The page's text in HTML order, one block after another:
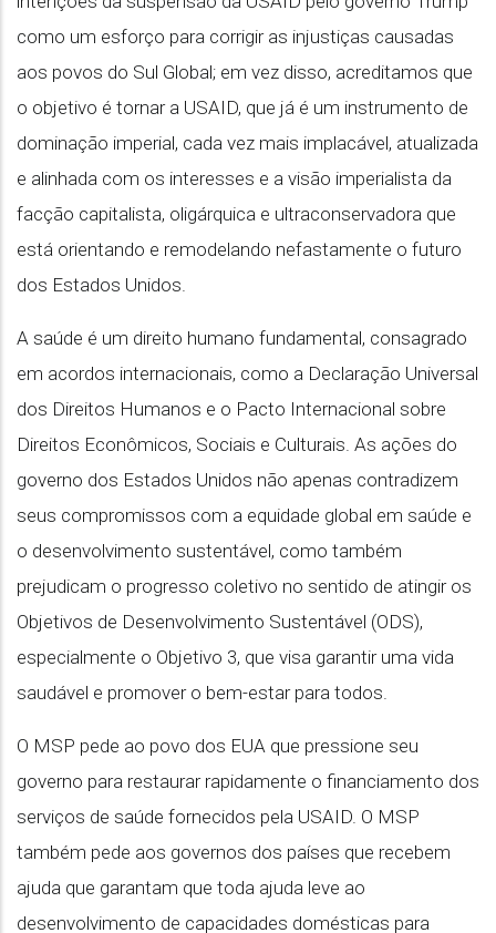
como um esforço para corrigir as injustiças causadas
aos povos do Sul Global; em vez disso, acreditamos que
o objetivo é tornar a USAID, que já é um instrumento de
dominação imperial, cada vez mais implacável, atualizada
e alinhada com os interesses e a visão imperialista da
facção capitalista, oligárquica e ultraconservadora que
está orientando e remodelando nefastamente o futuro
dos Estados Unidos.
A saúde é um direito humano fundamental, consagrado
em acordos internacionais, como a Declaração Universal
dos Direitos Humanos e o Pacto Internacional sobre
Direitos Econômicos, Sociais e Culturais. As ações do
governo dos Estados Unidos não apenas contradizem
seus compromissos com a equidade global em saúde e
o desenvolvimento sustentável, como também
prejudicam o progresso coletivo no sentido de atingir os
Objetivos de Desenvolvimento Sustentável (ODS),
especialmente o Objetivo 3, que visa garantir uma vida
saudável e promover o bem-estar para todos.
O MSP pede ao povo dos EUA que pressione seu
governo para restaurar rapidamente o financiamento dos
serviços de saúde fornecidos pela USAID. O MSP
também pede aos governos dos países que recebem
ajuda que garantam que toda ajuda leve ao
desenvolvimento de capacidades domésticas para